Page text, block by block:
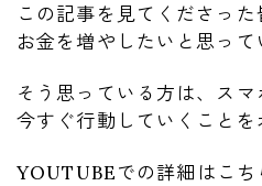
この記事を見てくださった
お金を増やしたいと思って
そう思っている方は、スマ
今すぐ行動していくことを
YOUTUBEでの詳細はこち